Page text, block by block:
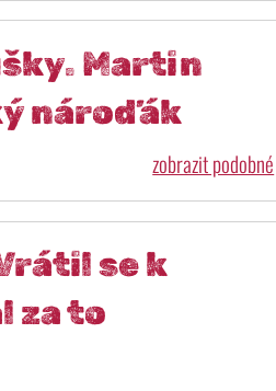
Martin
nároďák
zobrazit podobné
se k
za to